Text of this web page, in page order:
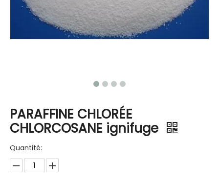
PARAFFINE CHLORÉE
CHLORCOSANE ignifuge
Quantité: